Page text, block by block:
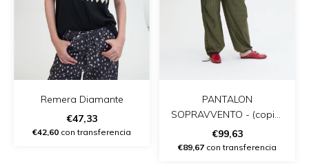
Remera Diamante
€47,33
€42,60 con transferencia
PANTALON
SOPRAVVENTO - (copia)
- (copia) - (copia)
€99,63
€89,67 con transferencia